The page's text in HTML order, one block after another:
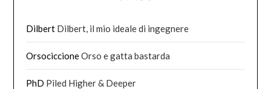
Dilbert Dilbert, il mio ideale di ingegnere
OrsociccioneOrso e gatta bastarda
PhD Piled Higher & Deeper